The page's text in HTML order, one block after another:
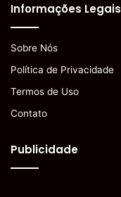
Informações Legais
Sobre Nós
Política de Privacidade
Termos de Uso
Contato
Publicidade